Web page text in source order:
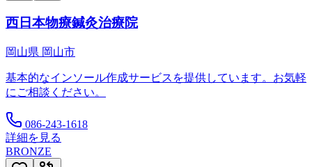
西日本物療鍼灸治療院
岡山県 岡山市
基本的なインソール作成サービスを提供しています。お気軽
にご相談ください。
086-243-1618
詳細を見る
BRONZE